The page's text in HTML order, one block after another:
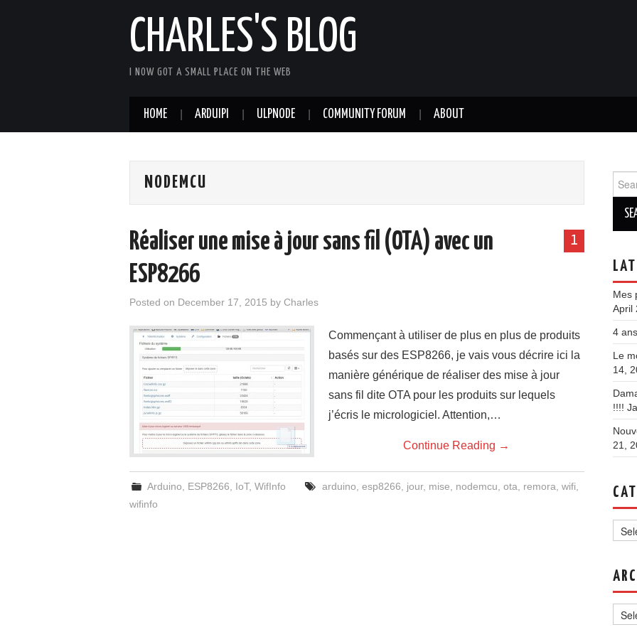
CHARLES'S BLOG
I NOW GOT A SMALL PLACE ON THE WEB
HOME ARDUIPI ULPNODE COMMUNITY FORUM ABOUT
NODEMCU
1
Réaliser une mise à jour sans fil (OTA) avec un
ESP8266
Posted on December 17, 2015 by Charles
Commençant à utiliser de plus en plus de produits
basés sur des ESP8266, je vais vous décrire ici la
manière générique de réaliser des mise à jour
sans fil dite OTA pour les produits sur lequels
j’écris le micrologiciel. Attention,…
Continue Reading →
Arduino ESP8266 IoT,WifInfo arduino esp8266 jour, mise nodemcu ota remora wifi
wifinfo
for:
Mes
April
4
Le
14,
!!!!
21,